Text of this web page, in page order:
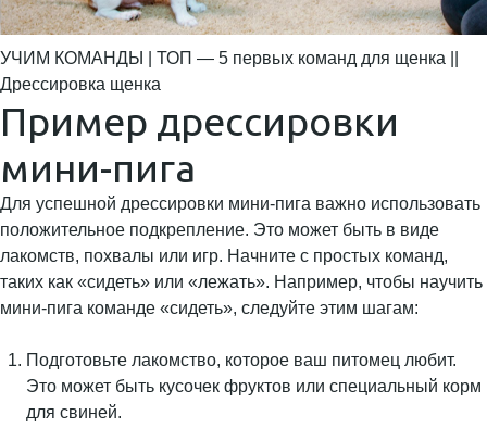
УЧИМ КОМАНДЫ | ТОП — 5 первых команд для щенка ||
Дрессировка щенка
Пример дрессировки
мини-пига
Для успешной дрессировки мини-пига важно использовать
положительное подкрепление. Это может быть в виде
лакомств, похвалы или игр. Начните с простых команд,
таких как «сидеть» или «лежать». Например, чтобы научить
мини-пига команде «сидеть», следуйте этим шагам:
Подготовьте лакомство, которое ваш питомец любит.
Это может быть кусочек фруктов или специальный корм
для свиней.